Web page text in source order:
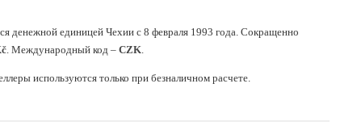
денежной единицей Чехии с 8 февраля 1993 года. Сокращенно
. Международный код – CZK.
используются только при безналичном расчете.